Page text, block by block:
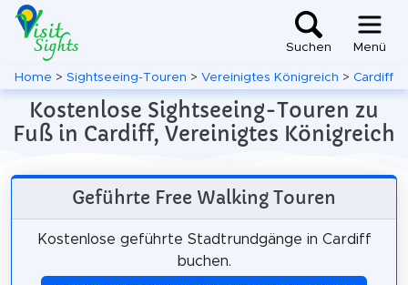
Suchen Menü
Home > Sightseeing-Touren > Vereinigtes Königreich > Cardiff
Kostenlose Sightseeing-Touren zu
Fuß in Cardiff, Vereinigtes Königreich
Geführte Free Walking Touren
Kostenlose geführte Stadtrundgänge in Cardiff
buchen.